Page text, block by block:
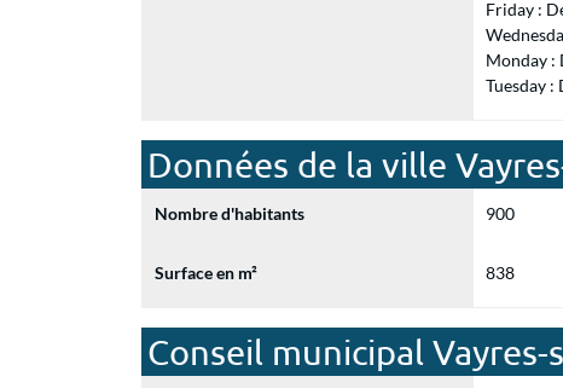
Friday :
Monday :
Tuesday :
Données de la ville
Nombre d'habitants 900
Surface en m² 838
Conseil municipal Vayres-